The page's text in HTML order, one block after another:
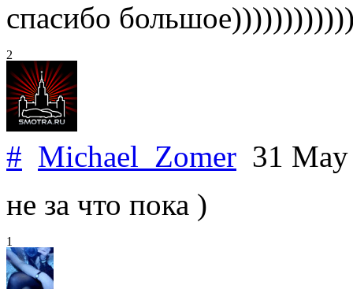
спасибо
2
# Michael_Zomer 31
не за что пока )
1